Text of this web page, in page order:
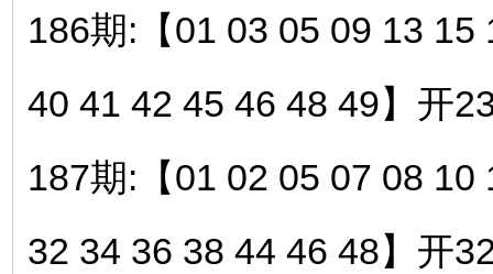
186期:【01 03 05 09 13
40 41 42 45 46 48 49】开
187期:【01 02 05 07 08
32 34 36 38 44 46 48】开